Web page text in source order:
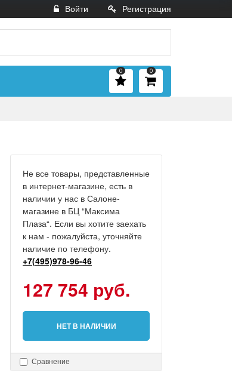
Войти Регистрация
0
0
Не все товары, представленные
в интернет-магазине, есть в
наличии у нас в Салоне-
магазине в БЦ “Максима
Плаза“. Если вы хотите заехать
к нам - пожалуйста, уточняйте
наличие по телефону.
+7(495)978-96-46
127 754 руб.
НЕТ В НАЛИЧИИ
Сравнение